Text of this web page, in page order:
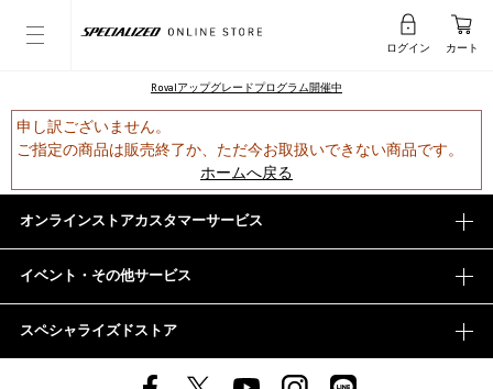
ログイン カート
Rovalアップグレードプログラム開催中
申し訳ございません。
ご指定の商品は販売終了か、ただ今お取扱いできない商品です。
ホームへ戻る
オンラインストアカスタマーサービス
イベント・その他サービス
スペシャライズドストア